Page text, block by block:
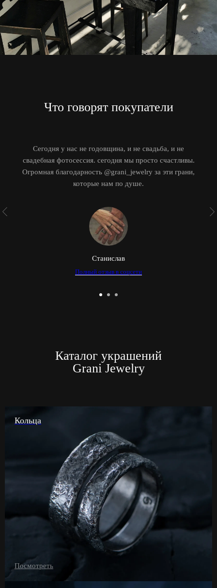
Что говорят покупатели
Сегодня у нас не годовщина, и не свадьба, и не
свадебная фотосессия. сегодня мы просто счастливы.
Огромная благодарность @grani_jewelry за эти грани,
которые нам по душе.
Станислав
Полный отзыв в соцсети
Каталог украшений
Grani Jewelry
Кольца
Посмотреть